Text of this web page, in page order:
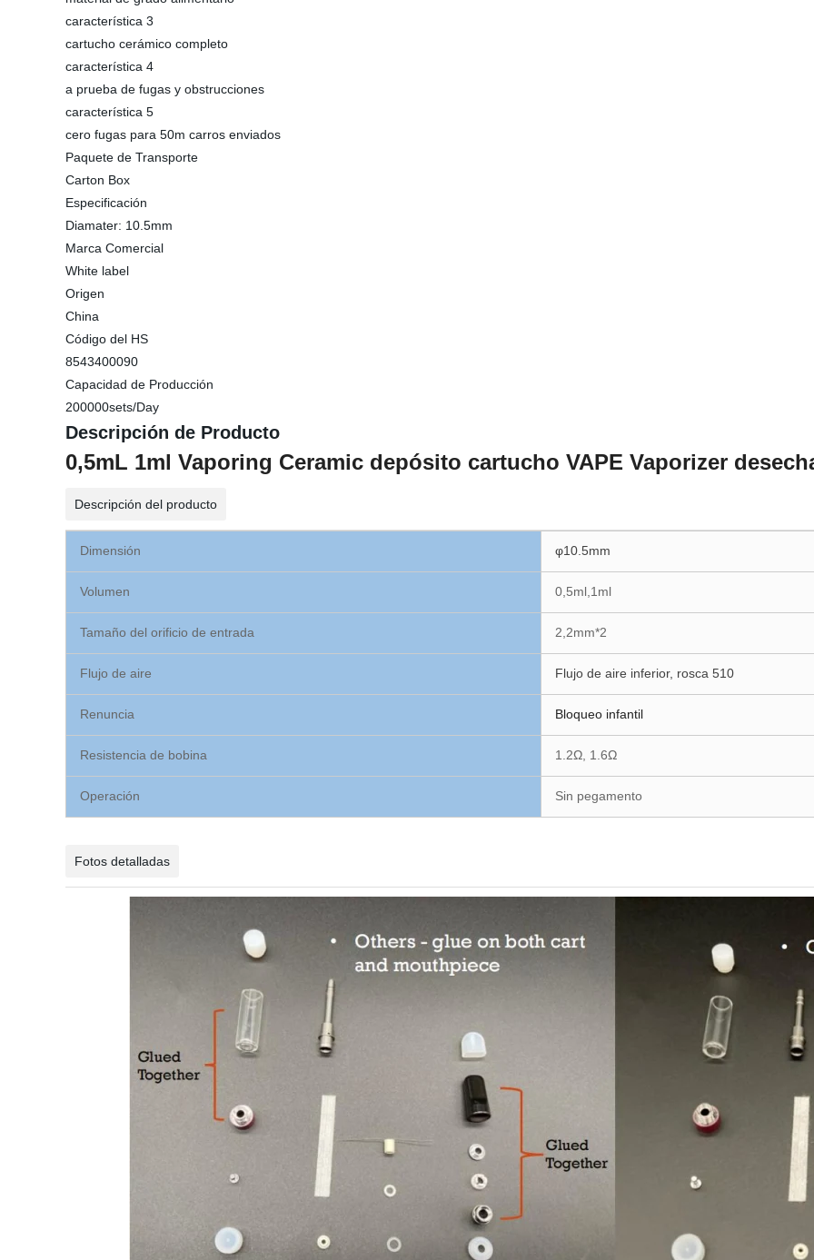
característica 3
cartucho cerámico completo
característica 4
a prueba de fugas y obstrucciones
característica 5
cero fugas para 50m carros enviados
Paquete de Transporte
Carton Box
Especificación
Diamater: 10.5mm
Marca Comercial
White label
Origen
China
Código del HS
8543400090
Capacidad de Producción
200000sets/Day
Descripción de Producto
0,5mL 1ml Vaporing Ceramic depósito cartucho VAPE Vaporizer
Descripción del producto
Dimensión φ10.5mm
Volumen 0,5ml,1ml
Tamaño del orificio de entrada 2,2mm*2
Flujo de aire Flujo de aire inferior, rosca 510
Renuncia Bloqueo infantil
Resistencia de bobina 1.2Ω, 1.6Ω
Operación Sin pegamento
Fotos detalladas